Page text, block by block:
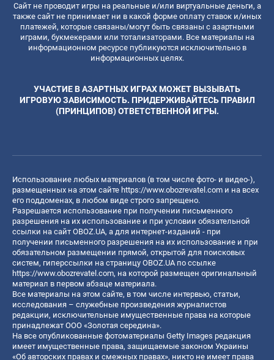
Сайт не проводит игры на реальные и/или виртуальные деньги, а
также сайт не принимает ни в какой форме оплату ставок и/иных
платежей, которые связаны/могут быть связаны с азартными
играми, букмекерами или тотализаторами. Все материалы на
информационном ресурсе публикуются исключительно в
информационных целях.
УЧАСТИЕ В АЗАРТНЫХ ИГРАХ МОЖЕТ ВЫЗЫВАТЬ
ИГРОВУЮ ЗАВИСИМОСТЬ. ПРИДЕРЖИВАЙТЕСЬ ПРАВИЛ
(ПРИНЦИПОВ) ОТВЕТСТВЕННОЙ ИГРЫ.
Использование любых материалов (в том числе фото- и видео-),
размещенных на этом сайте https://www.obozrevatel.com и на всех
его поддоменах, в любом виде строго запрещено.
Разрешается использование при получении письменного
разрешения на их использование и при условии обязательной
ссылки на сайт OBOZ.UA, а для интернет-изданий - при
получении письменного разрешения на их использование и при
обязательном размещении прямой, открытой для поисковых
систем, гиперссылки на страницу OBOZ.UA по ссылке
https://www.obozrevatel.com, на которой размещен оригинальный
материал в первом абзаце материала.
Все материалы на этом сайте, в том числе интервью, статьи,
исследования – служебные произведения журналистов
редакции, исключительные имущественные права на которые
принадлежат ООО «Золотая середина».
На все опубликованные фотоматериалы Getty Images редакция
имеет имущественные права, защищаемые законом Украины
«Об авторских правах и смежных правах», никто не имеет права